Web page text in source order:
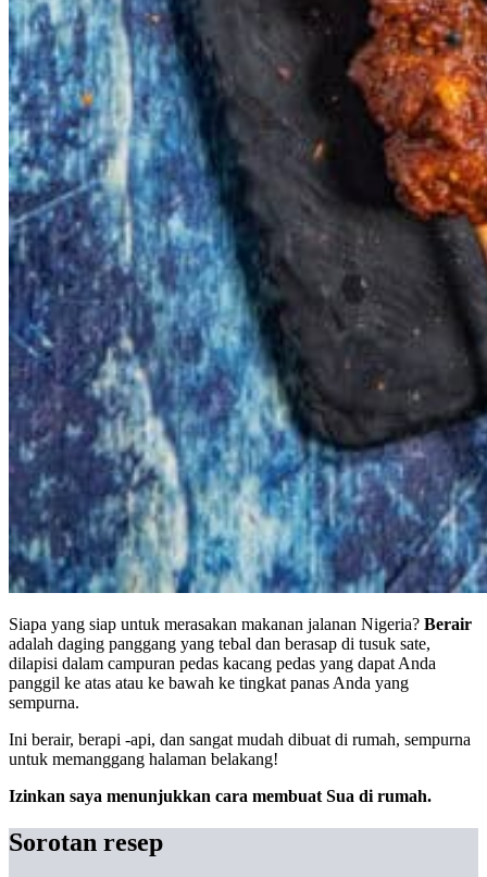
Siapa yang siap untuk merasakan makanan jalanan Nigeria? Berair
adalah daging panggang yang tebal dan berasap di tusuk sate,
dilapisi dalam campuran pedas kacang pedas yang dapat Anda
panggil ke atas atau ke bawah ke tingkat panas Anda yang
sempurna.
Ini berair, berapi -api, dan sangat mudah dibuat di rumah, sempurna
untuk memanggang halaman belakang!
Izinkan saya menunjukkan cara membuat Sua di rumah.
Sorotan resep